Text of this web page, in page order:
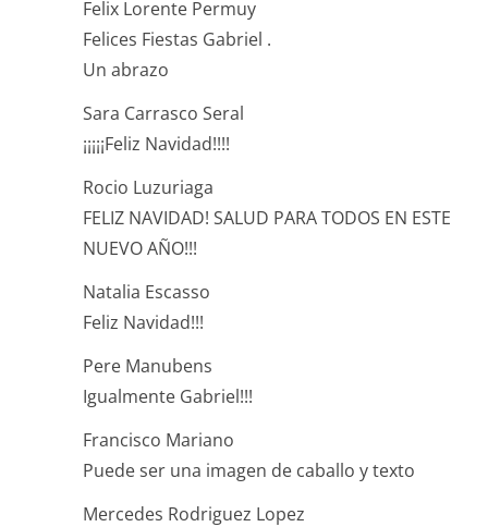
Felix Lorente Permuy
Felices Fiestas Gabriel .
Un abrazo
Sara Carrasco Seral
¡¡¡¡¡Feliz Navidad!!!!
Rocio Luzuriaga
FELIZ NAVIDAD! SALUD PARA TODOS EN ESTE
NUEVO AÑO!!!
Natalia Escasso
Feliz Navidad!!!
Pere Manubens
Igualmente Gabriel!!!
Francisco Mariano
Puede ser una imagen de caballo y texto
Mercedes Rodriguez Lopez